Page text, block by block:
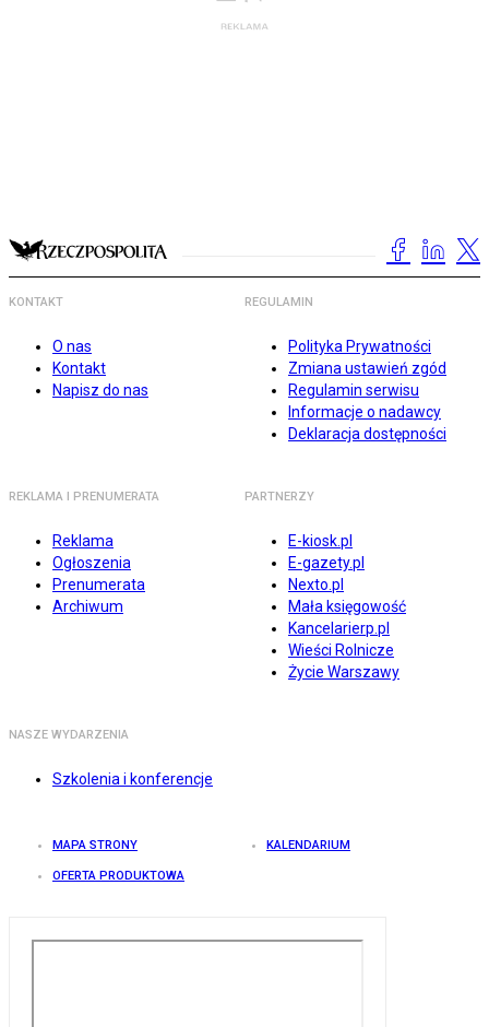
KONTAKT
O nas
Kontakt
Napisz do nas
REGULAMIN
Polityka Prywatności
Zmiana ustawień zgód
Regulamin serwisu
Informacje o nadawcy
Deklaracja dostępności
REKLAMA I PRENUMERATA
Reklama
Ogłoszenia
Prenumerata
Archiwum
PARTNERZY
E-kiosk.pl
E-gazety.pl
Nexto.pl
Mała księgowość
Kancelarierp.pl
Wieści Rolnicze
Życie Warszawy
NASZE WYDARZENIA
Szkolenia i konferencje
MAPA STRONY KALENDARIUM
OFERTA PRODUKTOWA